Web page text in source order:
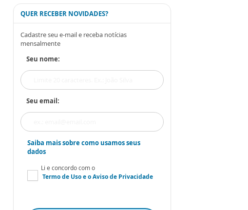
QUER RECEBER NOVIDADES?
Cadastre seu e-mail e receba notícias
mensalmente
Seu nome:
Seu email:
Saiba mais sobre como usamos seus
dados
Li e concordo com o
Termo de Usoe oAviso de Privacidade